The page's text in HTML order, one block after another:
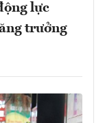
lực
trưởng